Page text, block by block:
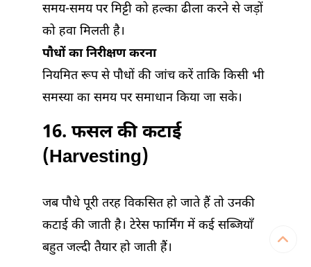
समय-समय पर मिट्टी को हल्का ढीला करने से जड़ों
को हवा मिलती है।
पौधों का निरीक्षण करना
नियमित रूप से पौधों की जांच करें ताकि किसी भी
समस्या का समय पर समाधान किया जा सके।
16. फसल की कटाई
(Harvesting)
जब पौधे पूरी तरह विकसित हो जाते हैं तो उनकी
कटाई की जाती है। टेरेस फार्मिंग में कई सब्जियाँ
बहुत जल्दी तैयार हो जाती हैं।